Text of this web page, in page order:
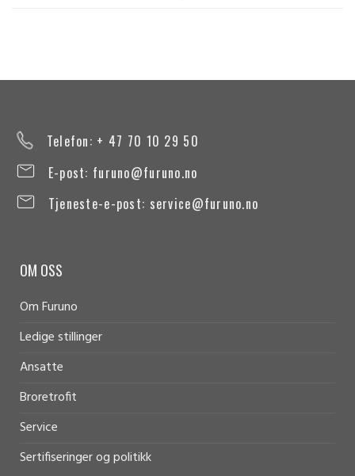
Telefon: + 47 70 10 29 50
E-post: furuno@furuno.no
Tjeneste-e-post: service@furuno.no
OM OSS
Om Furuno
Ledige stillinger
Ansatte
Broretrofit
Service
Sertifiseringer og politikk